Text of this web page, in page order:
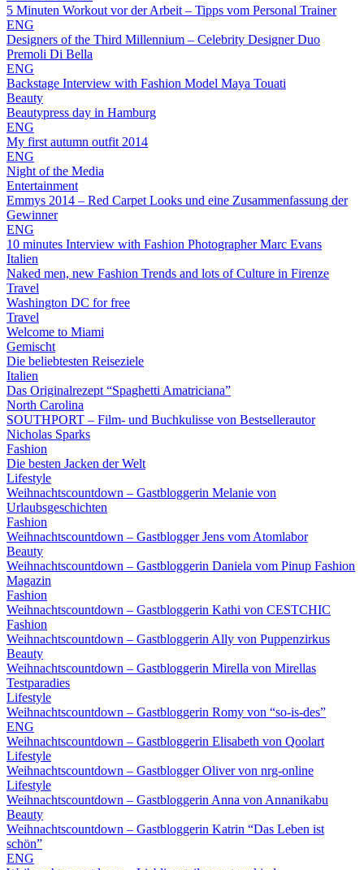
5 Minuten Workout vor der Arbeit – Tipps vom Personal Trainer
ENG
Designers of the Third Millennium – Celebrity Designer Duo
Premoli Di Bella
ENG
Backstage Interview with Fashion Model Maya Touati
Beauty
Beautypress day in Hamburg
ENG
My first autumn outfit 2014
ENG
Night of the Media
Entertainment
Emmys 2014 – Red Carpet Looks und eine Zusammenfassung der
Gewinner
ENG
10 minutes Interview with Fashion Photographer Marc Evans
Italien
Naked men, new Fashion Trends and lots of Culture in Firenze
Travel
Washington DC for free
Travel
Welcome to Miami
Gemischt
Die beliebtesten Reiseziele
Italien
Das Originalrezept “Spaghetti Amatriciana”
North Carolina
SOUTHPORT – Film- und Buchkulisse von Bestsellerautor
Nicholas Sparks
Fashion
Die besten Jacken der Welt
Lifestyle
Weihnachtscountdown – Gastbloggerin Melanie von
Urlaubsgeschichten
Fashion
Weihnachtscountdown – Gastblogger Jens vom Atomlabor
Beauty
Weihnachtscountdown – Gastbloggerin Daniela vom Pinup Fashion
Magazin
Fashion
Weihnachtscountdown – Gastbloggerin Kathi von CESTCHIC
Fashion
Weihnachtscountdown – Gastbloggerin Ally von Puppenzirkus
Beauty
Weihnachtscountdown – Gastbloggerin Mirella von Mirellas
Testparadies
Lifestyle
Weihnachtscountdown – Gastbloggerin Romy von “so-is-des”
ENG
Weihnachtscountdown – Gastbloggerin Elisabeth von Qoolart
Lifestyle
Weihnachtscountdown – Gastblogger Oliver von nrg-online
Lifestyle
Weihnachtscountdown – Gastbloggerin Anna von Annanikabu
Beauty
Weihnachtscountdown – Gastbloggerin Katrin “Das Leben ist
schön”
ENG